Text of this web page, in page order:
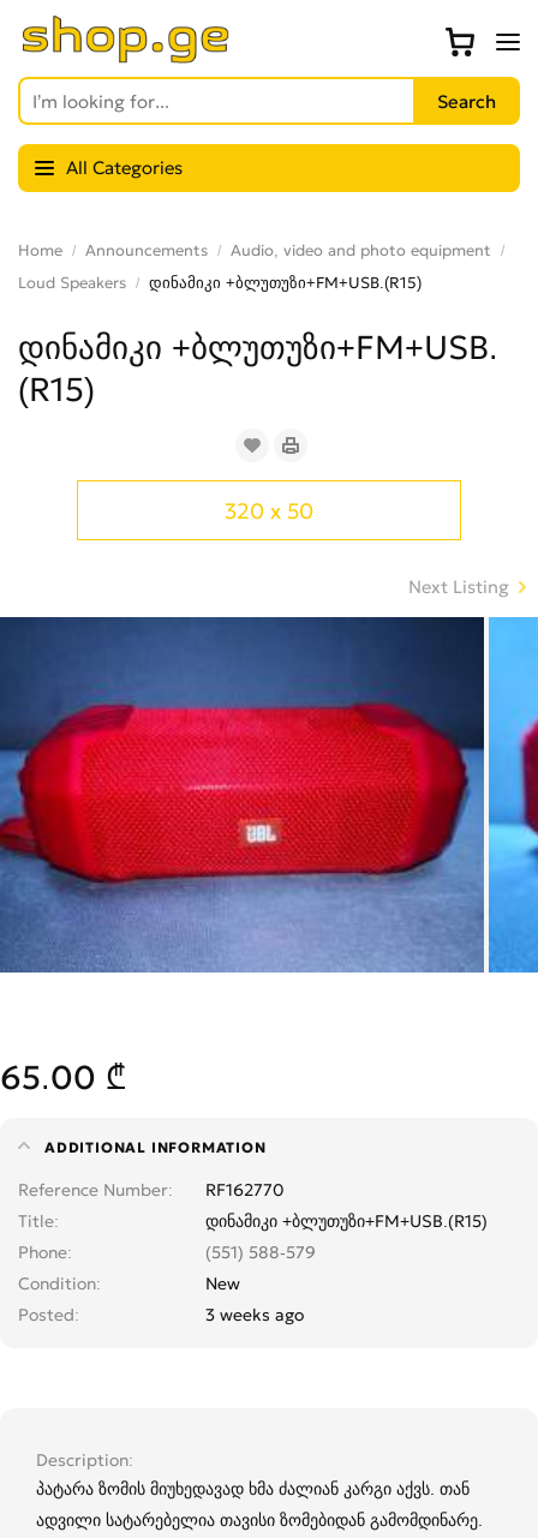
All Categories
Home Announcements
Audio, video and photo equipment
Loud Speakers
დინამიკი +ბლუთუზი+FM+USB.(R15)
დინამიკი +ბლუთუზი+FM+USB.
(R15)
320 x 50
Next Listing
65.00 ₾
ADDITIONAL INFORMATION
Reference Number
RF162770
Title
დინამიკი +ბლუთუზი+FM+USB.(R15)
Phone
(551) 588-579
Condition
New
Posted
3 weeks ago
Description
პატარა ზომის მიუხედავად ხმა ძალიან კარგი აქვს. თან
ადვილი სატარებელია თავისი ზომებიდან გამომდინარე.